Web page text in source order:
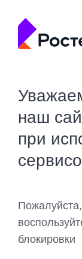
наш
при
блокировки